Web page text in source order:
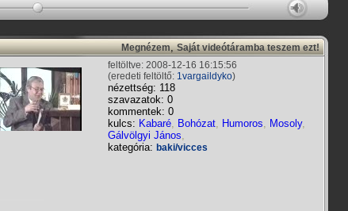
Megnézem,Saját videótáramba teszem ezt!
feltöltve: 2008-12-16 16:15:56
(eredeti feltöltő: 1vargaildyko)
nézettség: 118
szavazatok: 0
kommentek: 0
kulcs: Kabaré, Bohózat, Humoros, Mosoly,
Gálvölgyi János,
kategória: baki/vicces